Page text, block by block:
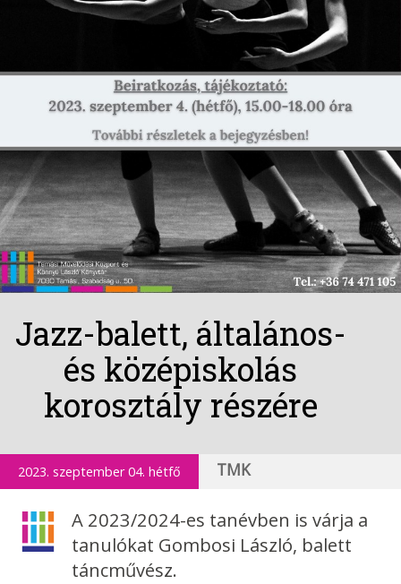
Jazz-balett, általános-
és középiskolás
korosztály részére
2023. szeptember 04. hétfő TMK
A 2023/2024-es tanévben is várja a
tanulókat Gombosi László, balett
táncművész.